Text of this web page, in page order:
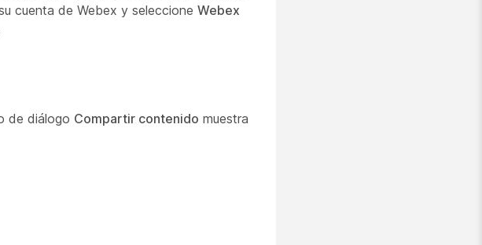
cuenta de Webex y seleccione Webex
de diálogo Compartir contenido muestra